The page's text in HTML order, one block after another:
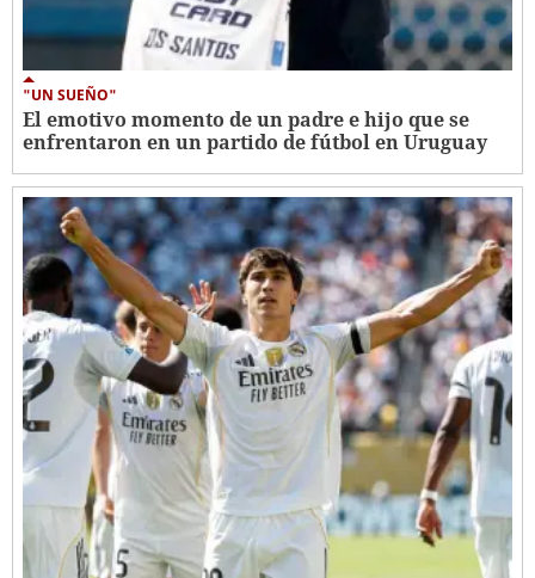
"UN SUEÑO"
El emotivo momento de un padre e hijo que se
enfrentaron en un partido de fútbol en Uruguay